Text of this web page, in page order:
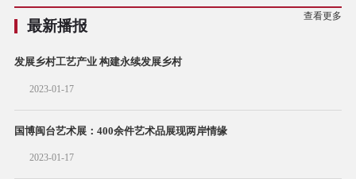
最新播报
查看更多
发展乡村工艺产业 构建永续发展乡村
2023-01-17
国博闽台艺术展：400余件艺术品展现两岸情缘
2023-01-17